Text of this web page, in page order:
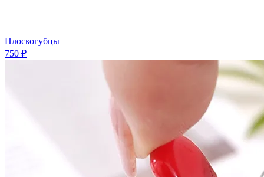
Плоскогубцы
750 ₽